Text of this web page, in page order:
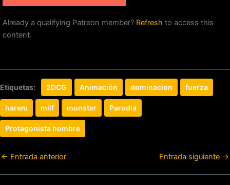
Already a qualifying Patreon member? Refresh to access this
content.
Etiquetas: 2DCG Animación dominacion fuerza
harem milf monster Parodia
Protagonista hombre
← Entrada anterior Entrada siguiente →